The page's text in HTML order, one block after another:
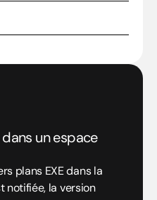
un espace
plans EXE dans la
notifiée, la version